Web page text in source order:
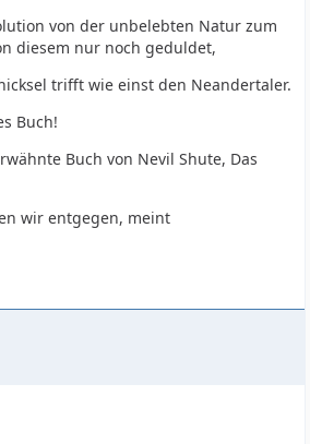
von der unbelebten Natur zum
diesem nur noch geduldet,
trifft wie einst den Neandertaler.
Buch!
Buch von Nevil Shute, Das
wir entgegen, meint